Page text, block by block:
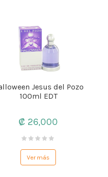
Jesus del Pozo
100ml EDT
₡ 26,000
Ver más